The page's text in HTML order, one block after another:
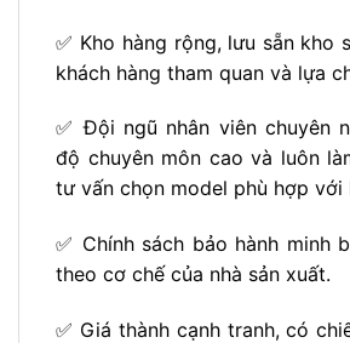
✅ Kho hàng rộng, lưu sẵn kho
khách hàng tham quan và lựa
✅ Đội ngũ nhân viên chuyên
độ chuyên môn cao và luôn
tư vấn chọn model phù hợp với
✅ Chính sách bảo hành minh
theo cơ chế của nhà sản xuất.
✅ Giá thành cạnh tranh, có